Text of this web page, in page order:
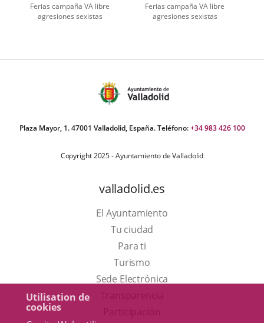
Utilisation de
cookies
Ferias campaña VA libre
agresiones sexistas
Ferias campaña VA libre
agresiones sexistas
Plaza Mayor, 1. 47001 Valladolid, España. Teléfono:+34 983 426 100
Copyright 2025 - Ayuntamiento de Valladolid
valladolid.es
El Ayuntamiento
Tu ciudad
Para ti
TurismoEste
enlace
Sede Electrónica